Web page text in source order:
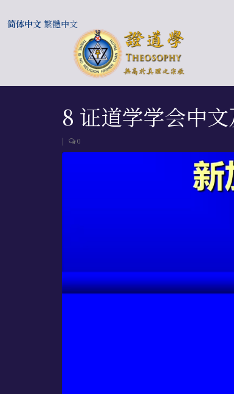
8 证道学学会中
| 0
简体中文 繁體中文